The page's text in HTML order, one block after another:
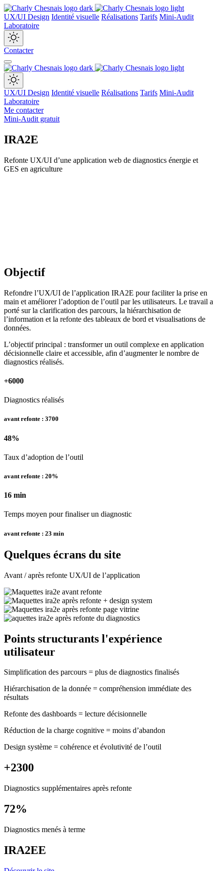
UX/UI Design Identité visuelle Réalisations Tarifs Mini-Audit
Laboratoire
Contacter
UX/UI Design Identité visuelle Réalisations Tarifs Mini-Audit
Laboratoire
Me contacter
Mini-Audit gratuit
IRA2E
Refonte UX/UI d’une application web de diagnostics énergie et
GES en agriculture
Objectif
Refondre l’UX/UI de l’application IRA2E pour faciliter la prise en
main et améliorer l’adoption de l’outil par les utilisateurs. Le travail a
porté sur la clarification des parcours, la hiérarchisation de
l’information et la refonte des tableaux de bord et visualisations de
données.
L’objectif principal : transformer un outil complexe en application
décisionnelle claire et accessible, afin d’augmenter le nombre de
diagnostics réalisés.
+6000
Diagnostics réalisés
avant refonte : 3700
48%
Taux d’adoption de l’outil
avant refonte : 20%
16 min
Temps moyen pour finaliser un diagnostic
avant refonte : 23 min
Quelques écrans du site
Avant / après refonte UX/UI de l’application
Points structurants l'expérience
utilisateur
Simplification des parcours = plus de diagnostics finalisés
Hiérarchisation de la donnée = compréhension immédiate des
résultats
Refonte des dashboards = lecture décisionnelle
Réduction de la charge cognitive = moins d’abandon
Design système = cohérence et évolutivité de l’outil
+2300
Diagnostics supplémentaires après refonte
72%
Diagnostics menés à terme
IRA2EE